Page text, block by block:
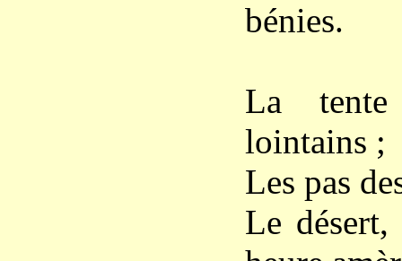
bénies.
La
lointains ;
Les pas
Le